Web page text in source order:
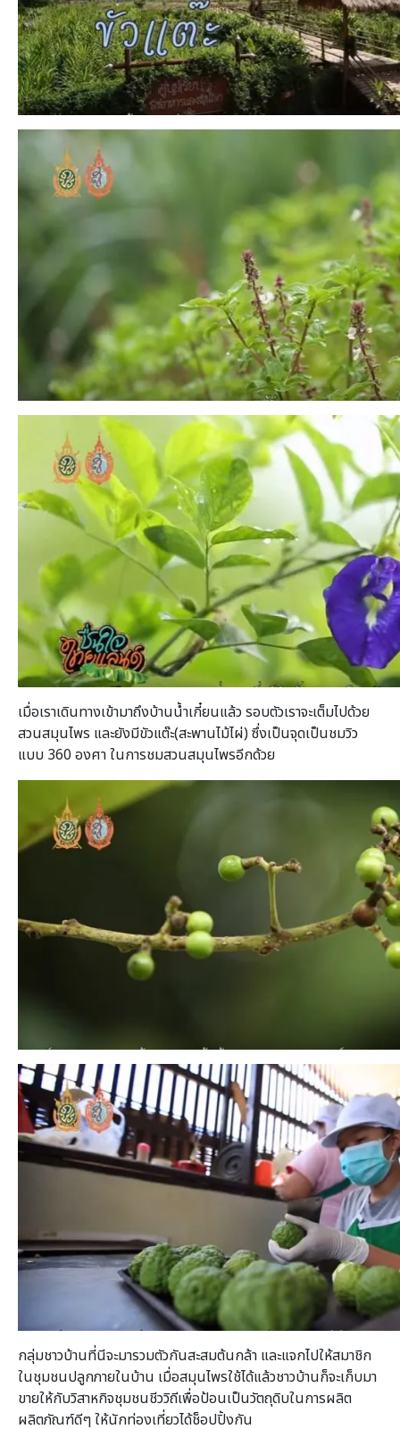
เมื่อเราเดินทางเข้ามาถึงบ้านน้ำเกี๋ยนแล้ว รอบตัวเราจะเต็มไปด้วย
สวนสมุนไพร และยังมีขัวแต๊ะ(สะพานไม้ไผ่) ซึ่งเป็นจุดเป็นชมวิว
แบบ 360 องศา ในการชมสวนสมุนไพรอีกด้วย
กลุ่มชาวบ้านที่นีจะมารวมตัวกันสะสมต้นกล้า และแจกไปให้สมาชิก
ในชุมชนปลูกภายในบ้าน เมื่อสมุนไพรใช้ได้แล้วชาวบ้านก็จะเก็บมา
ขายให้กับวิสาหกิจชุมชนชีววิถีเพื่อป้อนเป็นวัตถุดิบในการผลิต
ผลิตภัณฑ์ดีๆ ให้นักท่องเที่ยวได้ช็อปปิ้งกัน